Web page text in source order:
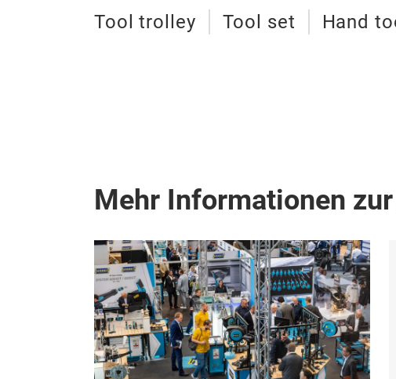
Tool trolley Tool set Hand
Mehr Informationen